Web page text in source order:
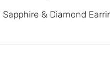
& Diamond